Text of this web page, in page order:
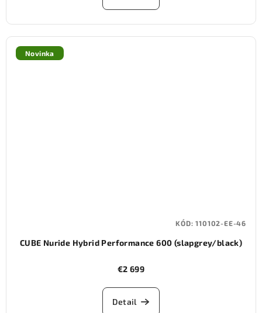
Novinka
CUBE Nuride Hybrid Performance 600 (slapgrey/black)
€2 699
Detail
KÓD:110102-EE-46